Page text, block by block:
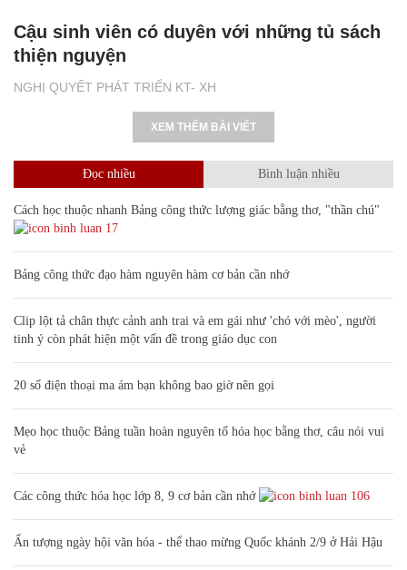
NGHỊ QUYẾT PHÁT TRIỂN KT- XH
Cậu sinh viên có duyên với những tủ sách
thiện nguyện
XEM THÊM BÀI VIẾT
Đọc nhiều Bình luận nhiều
Cách học thuộc nhanh Bảng công thức lượng giác bằng thơ, "thần chú"
17
Bảng công thức đạo hàm nguyên hàm cơ bản cần nhớ
Clip lột tả chân thực cảnh anh trai và em gái như 'chó với mèo', người
tinh ý còn phát hiện một vấn đề trong giáo dục con
20 số điện thoại ma ám bạn không bao giờ nên gọi
Mẹo học thuộc Bảng tuần hoàn nguyên tố hóa học bằng thơ, câu nói vui
vẻ
Các công thức hóa học lớp 8, 9 cơ bản cần nhớ 106
Ấn tượng ngày hội văn hóa - thể thao mừng Quốc khánh 2/9 ở Hải Hậu